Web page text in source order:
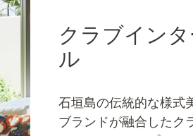
クラブイン
ル
石垣島の伝統的な様式
ブランドが融合したク